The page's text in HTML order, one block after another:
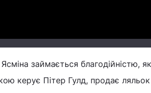
займається благодійністю, як
керує Пітер Гулд, продає